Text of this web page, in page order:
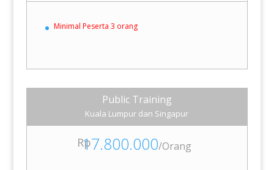
Minimal Peserta 3 orang
Public Training
Kuala Lumpur dan Singapur
Rp
17.800.000/Orang